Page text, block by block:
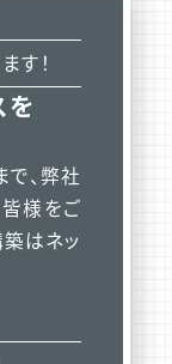
す！
を
、弊社
様をご
はネッ